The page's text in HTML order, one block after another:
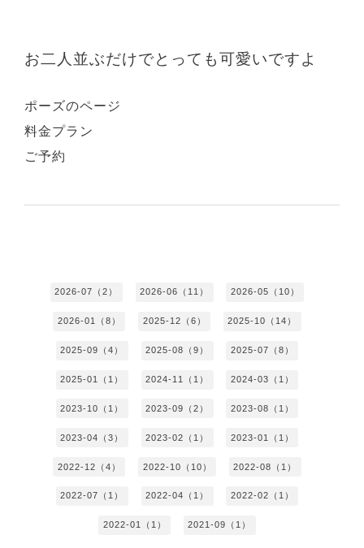
お二人並ぶだけでとっても可愛いですよ
ポーズのページ
料金プラン
ご予約
2026-07（2） 2026-06（11） 2026-05（10）
2026-01（8） 2025-12（6） 2025-10（14）
2025-09（4） 2025-08（9） 2025-07（8）
2025-01（1） 2024-11（1） 2024-03（1）
2023-10（1） 2023-09（2） 2023-08（1）
2023-04（3） 2023-02（1） 2023-01（1）
2022-12（4） 2022-10（10） 2022-08（1）
2022-07（1） 2022-04（1） 2022-02（1）
2022-01（1） 2021-09（1）